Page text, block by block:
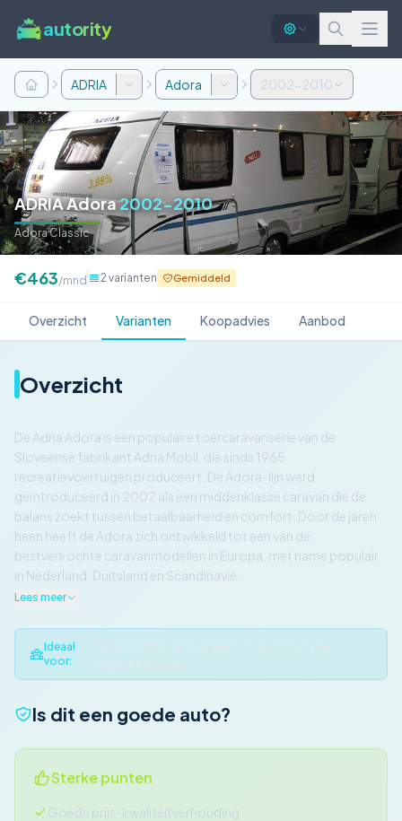
autority
ADRIA Adora 2002-2010
ADRIA Adora2002-2010
Adora Classic
€463/mnd 2 varianten Gemiddeld
Overzicht Varianten Koopadvies Aanbod
Overzicht
De Adria Adora is een populaire toercaravanserie van de
Sloveense fabrikant Adria Mobil, die sinds 1965
recreatievoertuigen produceert. De Adora-lijn werd
geïntroduceerd in 2002 als een middenklasse caravan die de
balans zoekt tussen betaalbaarheid en comfort. Door de jaren
heen heeft de Adora zich ontwikkeld tot een van de
bestverkochte caravanmodellen in Europa, met name populair
in Nederland, Duitsland en Scandinavië.
Lees meer
Ideaal
voor:
Is dit een goede auto?
Sterke punten
Goede prijs-kwaliteitverhouding